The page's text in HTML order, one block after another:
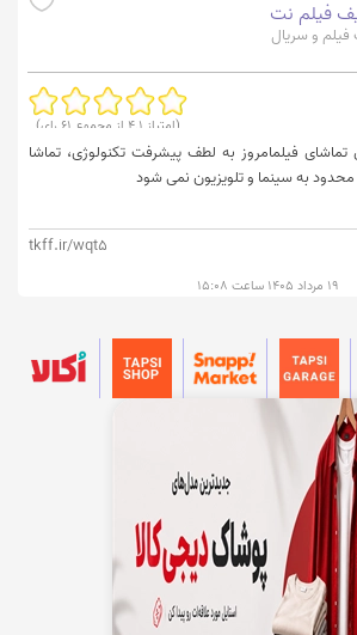
فیلم نت
فیلم و سریال
(امتیاز 4.1 از مجموع 61 رای)
فیلمامروز به لطف پیشرفت تکنولوژی، تماشا
به سینما و تلویزیون نمی شود
tkff.ir/wqt5
۱۹ مرداد ۱۴۰۵ ساعت ۱۵:۰۸